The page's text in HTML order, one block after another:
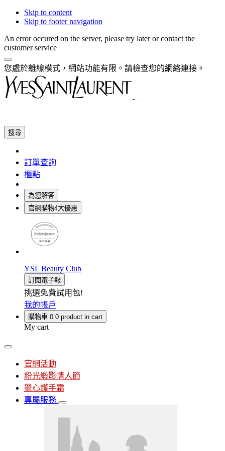
Skip to content
Skip to footer navigation
An error occured on the server, please try later or contact the
customer service
您處於離線模式，網站功能有限。請檢查您的網絡連接。
搜尋
訂單查詢
櫃點
為您解答
官網購物4大優惠
YSL Beauty Club
訂閱電子報
挑選免費試用包!
我的帳戶
購物車 0 0 product in cart
My cart
官網活動
粉光緞影情人節
獵心護手霜
專屬服務